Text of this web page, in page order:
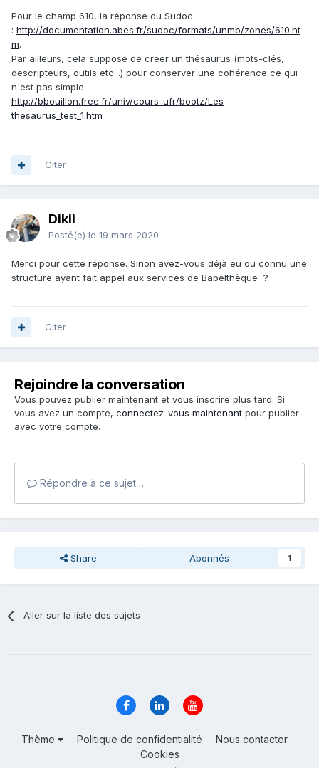
Pour le champ 610, la réponse du Sudoc
: http://documentation.abes.fr/sudoc/formats/unmb/zones/610.ht
m.
Par ailleurs, cela suppose de creer un thésaurus (mots-clés,
descripteurs, outils etc...) pour conserver une cohérence ce qui
n'est pas simple.
http://bbouillon.free.fr/univ/cours_ufr/bootz/Les
thesaurus_test_1.htm
Citer
Dikii
Posté(e) le 19 mars 2020
Merci pour cette réponse. Sinon avez-vous déjà eu ou connu une
structure ayant fait appel aux services de Babelthèque ?
Citer
Rejoindre la conversation
Vous pouvez publier maintenant et vous inscrire plus tard. Si
vous avez un compte, connectez-vous maintenant pour publier
avec votre compte.
Répondre à ce sujet…
Share Abonnés 1
Aller sur la liste des sujets
Thème Politique de confidentialité
Nous contacter
Cookies